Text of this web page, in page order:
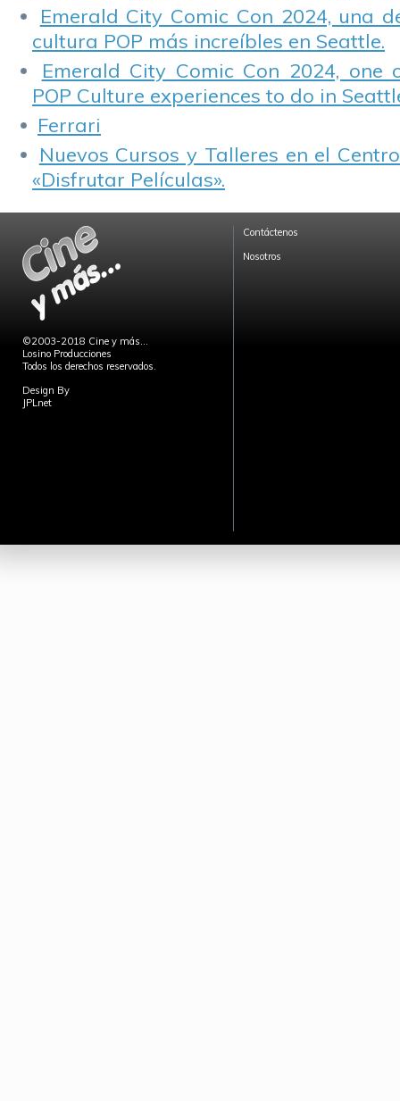
Emerald City Comic Con 2024, una
cultura POP más increíbles en Seattle.
Emerald City Comic Con 2024,
POP Culture experiences to do in
Ferrari
Nuevos Cursos y Talleres en el
«Disfrutar Películas».
©2003-2018 Cine y más...
Losino Producciones
Todos los derechos reservados.
Design By
JPLnet
Contáctenos
Nosotros